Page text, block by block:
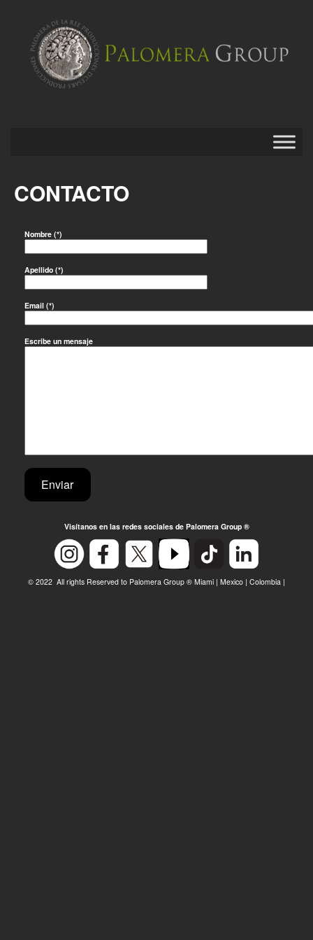
SaltarCONTACTO
Nombre (*)
Apellido (*)
Email (*)
Escribe un mensaje
Visítanos en las redes sociales de Palomera Group ®
© 2022 All rights Reserved to Palomera Group ® Miami | Mexico | Colombia |